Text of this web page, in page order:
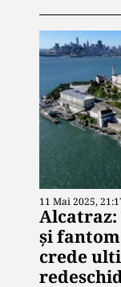
11 Mai 2025,
și
crede